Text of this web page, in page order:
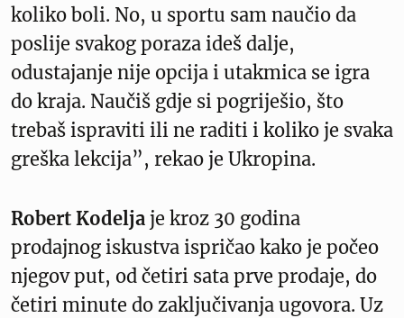
koliko boli. No, u sportu sam naučio da
poslije svakog poraza ideš dalje,
odustajanje nije opcija i utakmica se igra
do kraja. Naučiš gdje si pogriješio, što
trebaš ispraviti ili ne raditi i koliko je svaka
greška lekcija”, rekao je Ukropina.
Robert Kodelja je kroz 30 godina
prodajnog iskustva ispričao kako je počeo
njegov put, od četiri sata prve prodaje, do
četiri minute do zaključivanja ugovora. Uz